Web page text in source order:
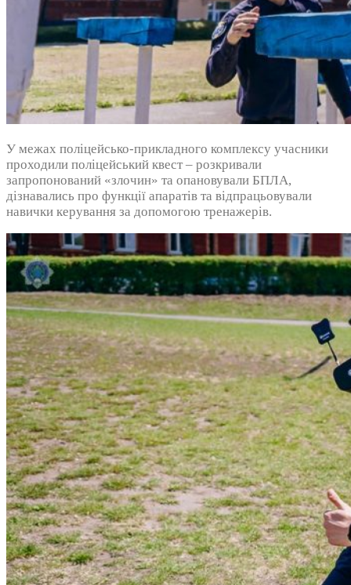
У межах поліцейсько-прикладного комплексу учасники
проходили поліцейський квест – розкривали
запропонований «злочин» та опановували БПЛА,
дізнавались про функції апаратів та відпрацьовували
навички керування за допомогою тренажерів.